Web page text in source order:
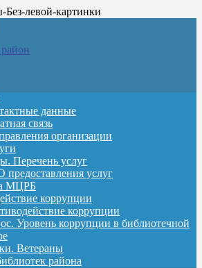
данные
связь
организации
Перечень услуг
услуг
МЦРБ
коррупции
коррупции
Уровень коррупции в библиотечной
Ветераны
района